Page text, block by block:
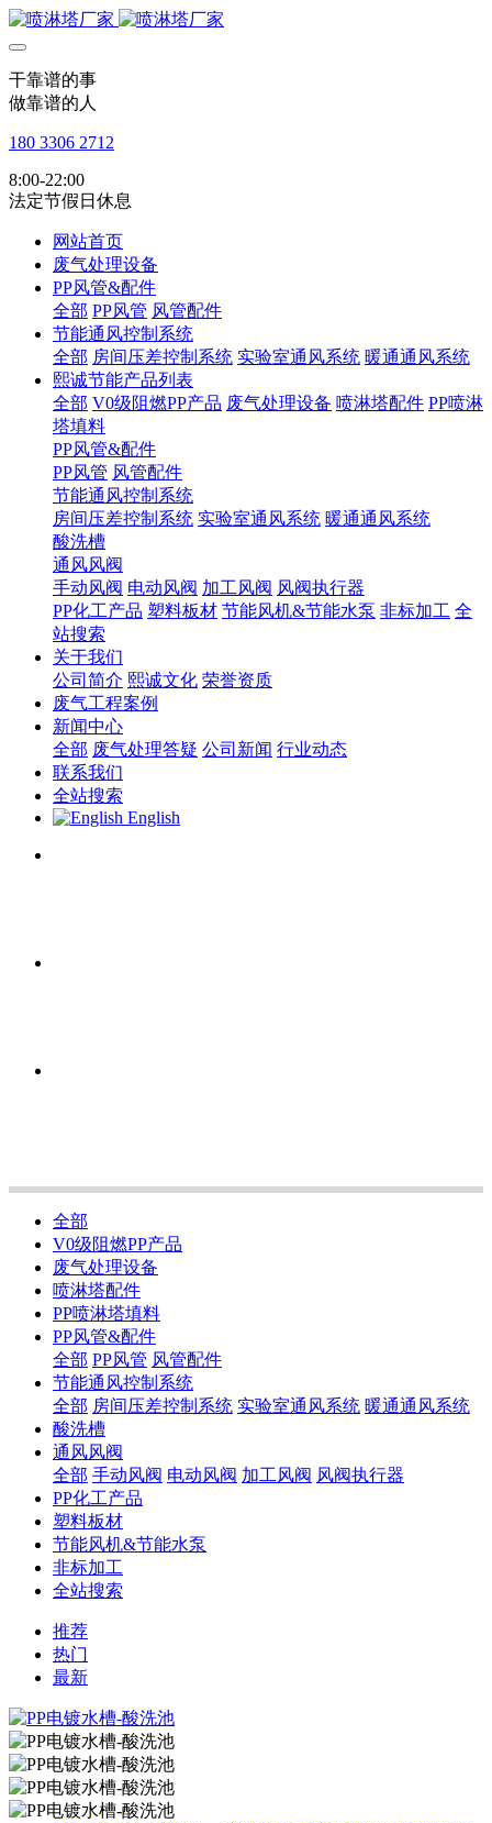
干靠谱的事
做靠谱的人
180 3306 2712
8:00-22:00
法定节假日休息
网站首页
废气处理设备
PP风管&配件
全部 PP风管 风管配件
节能通风控制系统
全部 房间压差控制系统 实验室通风系统 暖通通风系统
熙诚节能产品列表
全部 V0级阻燃PP产品 废气处理设备 喷淋塔配件 PP喷淋
塔填料
PP风管&配件
PP风管 风管配件
节能通风控制系统
房间压差控制系统 实验室通风系统 暖通通风系统
酸洗槽
通风风阀
手动风阀 电动风阀 加工风阀 风阀执行器
PP化工产品 塑料板材 节能风机&节能水泵 非标加工 全
站搜索
关于我们
公司简介 熙诚文化 荣誉资质
废气工程案例
新闻中心
全部 废气处理答疑 公司新闻 行业动态
联系我们
全站搜索
English
全部
V0级阻燃PP产品
废气处理设备
喷淋塔配件
PP喷淋塔填料
PP风管&配件
全部 PP风管 风管配件
节能通风控制系统
全部 房间压差控制系统 实验室通风系统 暖通通风系统
酸洗槽
通风风阀
全部 手动风阀 电动风阀 加工风阀 风阀执行器
PP化工产品
塑料板材
节能风机&节能水泵
非标加工
全站搜索
推荐
热门
最新